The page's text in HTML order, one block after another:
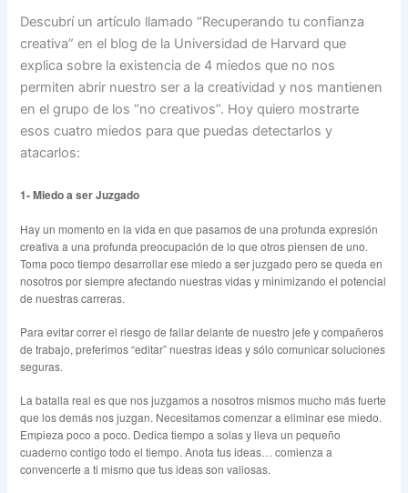
Descubrí un artículo llamado “Recuperando tu confianza
creativa” en el blog de la Universidad de Harvard que
explica sobre la existencia de 4 miedos que no nos
permiten abrir nuestro ser a la creatividad y nos mantienen
en el grupo de los “no creativos”. Hoy quiero mostrarte
esos cuatro miedos para que puedas detectarlos y
atacarlos:
1-Miedo a ser Juzgado
Hay un momento en la vida en que pasamos de una profunda expresión
creativa a una profunda preocupación de lo que otros piensen de uno.
Toma poco tiempo desarrollar ese miedo a ser juzgado pero se queda en
nosotros por siempre afectando nuestras vidas y minimizando el potencial
de nuestras carreras.
Para evitar correr el riesgo de fallar delante de nuestro jefe y compañeros
de trabajo, preferimos “editar” nuestras ideas y sólo comunicar soluciones
seguras.
La batalla real es que nos juzgamos a nosotros mismos mucho más fuerte
que los demás nos juzgan. Necesitamos comenzar a eliminar ese miedo.
Empieza poco a poco. Dedica tiempo a solas y lleva un pequeño
cuaderno contigo todo el tiempo. Anota tus ideas… comienza a
convencerte a ti mismo que tus ideas son valiosas.